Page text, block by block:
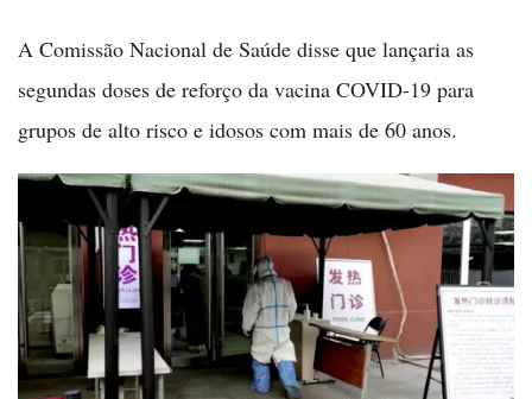
A Comissão Nacional de Saúde disse que lançaria as
segundas doses de reforço da vacina COVID-19 para
grupos de alto risco e idosos com mais de 60 anos.